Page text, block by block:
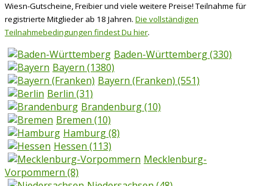
Wiesn-Gutscheine, Freibier und viele weitere Preise! Teilnahme für
registrierte Mitglieder ab 18 Jahren. Die vollständigen
Teilnahmebedingungen findest Du hier.
Baden-Württemberg(330)
Bayern (1380)
Bayern (Franken) (551)
Berlin (31)
Brandenburg(10)
Bremen (10)
Hamburg(8)
Hessen (113)
Mecklenburg-
Vorpommern (8)